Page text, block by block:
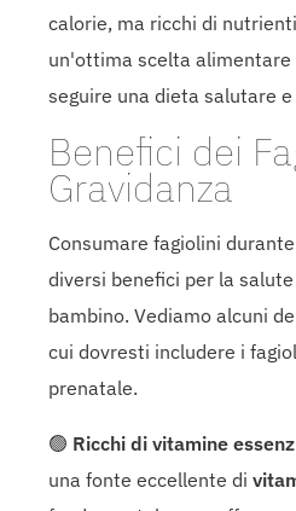
calorie, ma ricchi di
un'ottima scelta alimentare
seguire una dieta salutare
Benefici dei
Gravidanza
Consumare fagiolini
diversi benefici per la
bambino. Vediamo alcuni
cui dovresti includere i
prenatale.
🟢 Ricchi di vitamine
una fonte eccellente di